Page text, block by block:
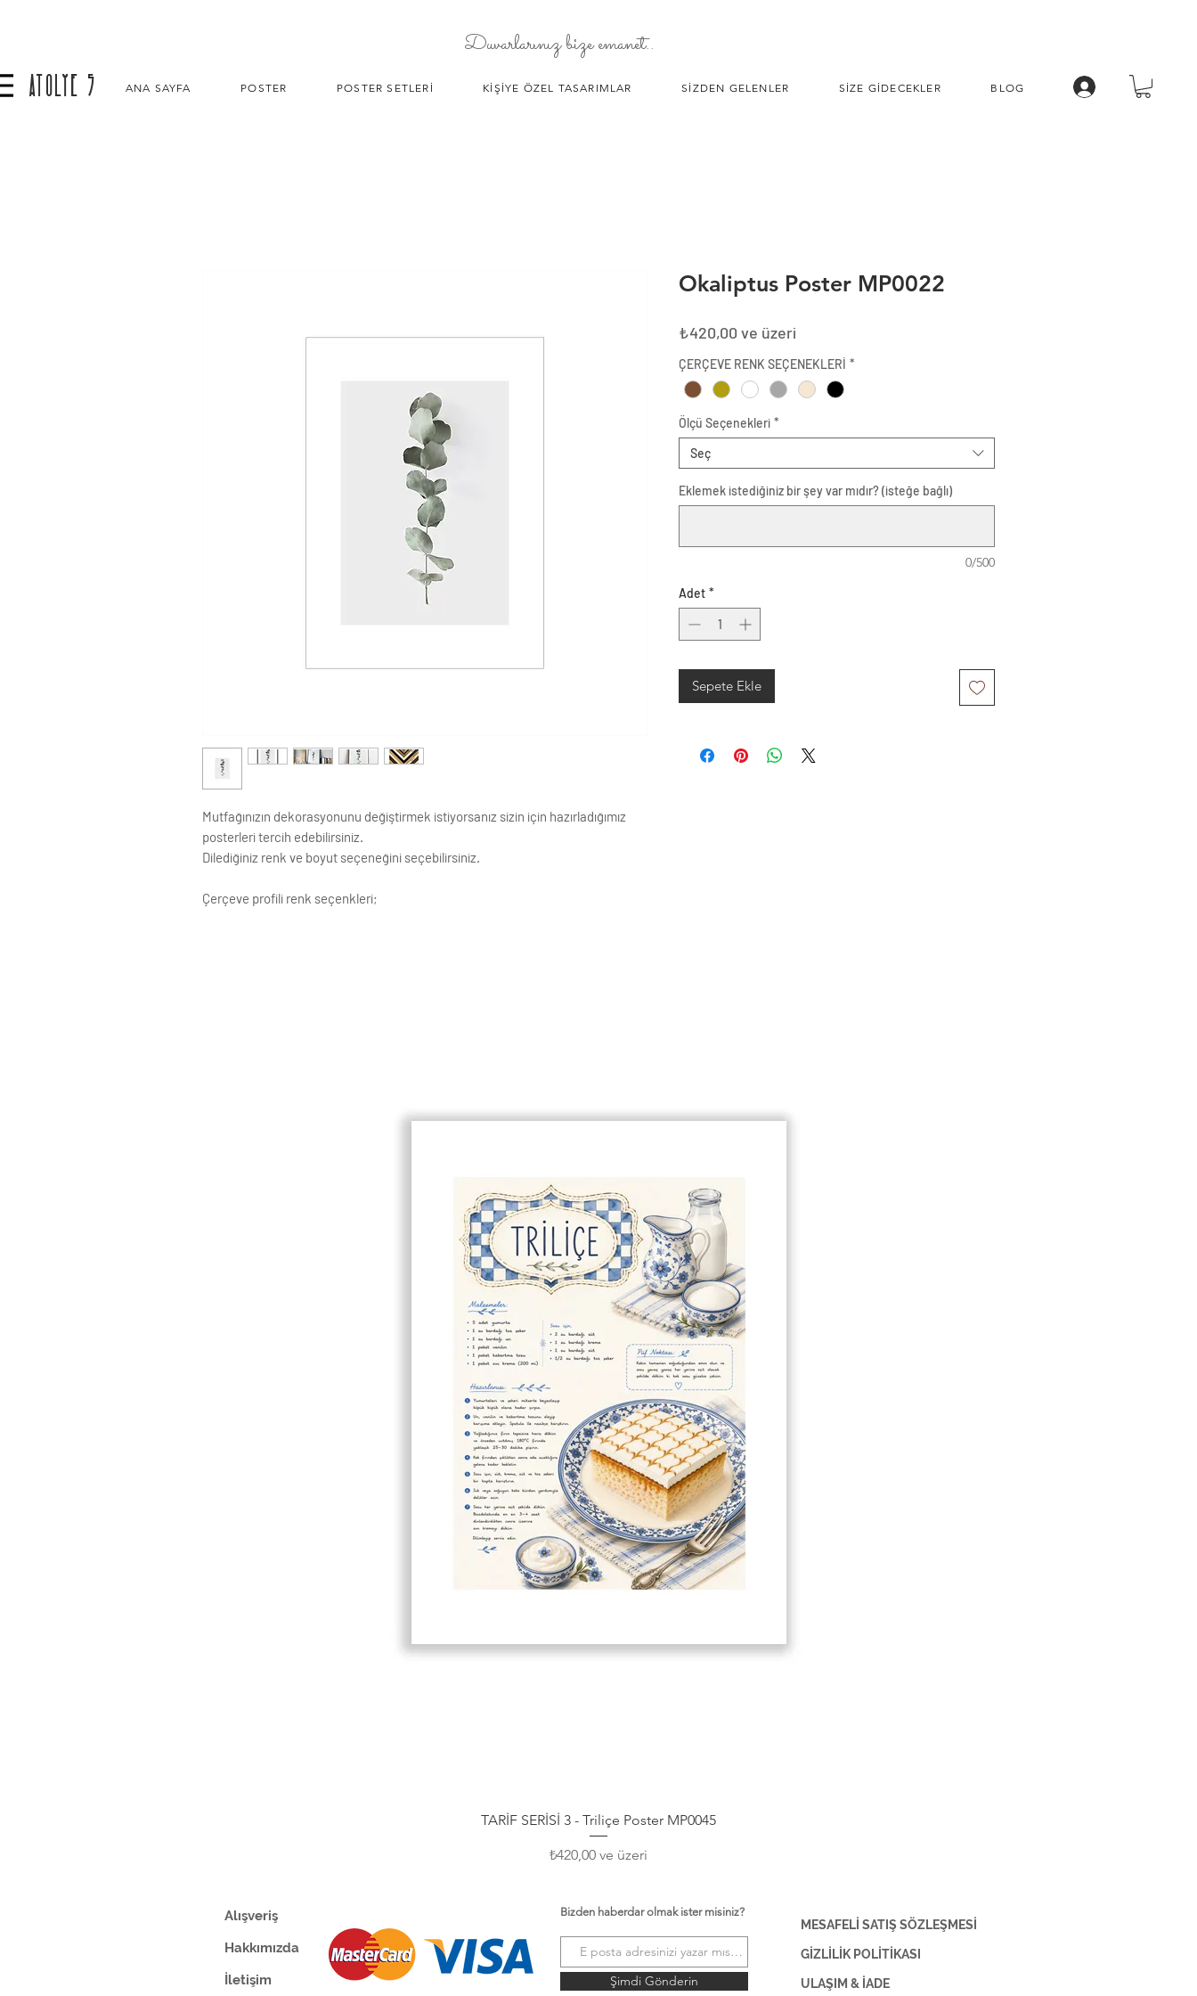
Duvarlarınız bize emanet..
ATOLYE 5 ANA SAYFA POSTER POSTER SETLERİ KİŞİYE ÖZEL TASARIMLAR SİZDEN GELENLER SİZE GİDECEKLER BLOG
Mutfağınızın dekorasyonunu değiştirmek istiyorsanız sizin için hazırladığımız
posterleri tercih edebilirsiniz.
Dilediğiniz renk ve boyut seçeneğini seçebilirsiniz.
Çerçeve profili renk seçenkleri;
testinden geçirilmiştir ve Yüksek Çözünürlüğe sahiptir.
Okaliptus Poster MP0022
₺420,00 ve üzeri
ÇERÇEVE RENK SEÇENEKLERİ *
Ölçü Seçenekleri *
Seç
Eklemek istediğiniz bir şey var mıdır? (isteğe bağlı)
0/500
Adet *
Sepete Ekle
Hızlı Bakış
TARİF SERİSİ 3 - Triliçe Poster MP0045
₺420,00 ve üzeri
İndirimli Fiyat
Alışveriş
Hakkımızda
İletişim
Bizden haberdar olmak ister misiniz?
Şimdi Gönderin
MESAFELİ SATIŞ SÖZLEŞMESİ
GİZLİLİK POLİTİKASI
ULAŞIM & İADE